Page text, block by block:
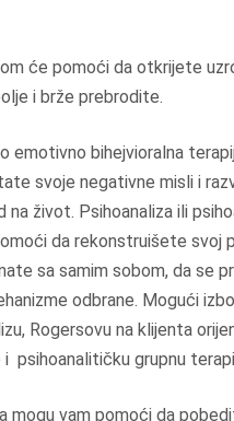
će pomoći da otkrijete
i brže prebrodite.
emotivno bihejvioralna
svoje negativne misli i
na život. Psihoanaliza ili
da rekonstruišete svoj
sa samim sobom, da se
odbrane. Mogući
Rogersovu na klijenta
i psihoanalitičku grupnu
mogu vam pomoći da